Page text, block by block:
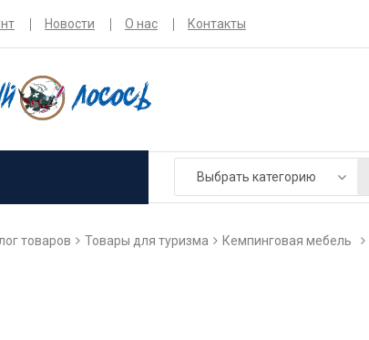
Новости О нас Контакты
товаров Товары для туризма Кемпинговая мебель